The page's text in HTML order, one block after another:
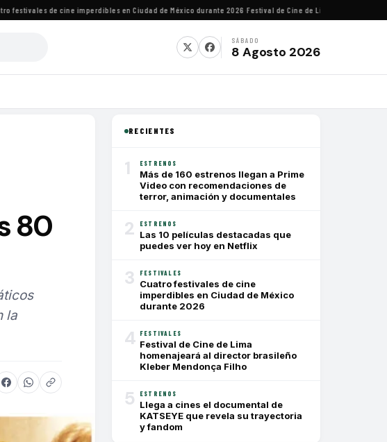
de cine imperdibles en Ciudad de México durante 2026·Festival de Cine de Lima homenajeará al
SÁBADO
8 Agosto 2026
80
la
RECIENTES
1 ESTRENOS
Más de 160 estrenos llegan a Prime
Video con recomendaciones de
terror, animación y documentales
2 ESTRENOS
Las 10 películas destacadas que
puedes ver hoy en Netflix
3 FESTIVALES
Cuatro festivales de cine
imperdibles en Ciudad de México
durante 2026
4 FESTIVALES
Festival de Cine de Lima
homenajeará al director brasileño
Kleber Mendonça Filho
5 ESTRENOS
Llega a cines el documental de
KATSEYE que revela su trayectoria
y fandom